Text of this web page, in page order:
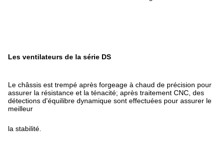
Les ventilateurs de la série DS
Le châssis est trempé après forgeage à chaud de précision pour
assurer la résistance et la ténacité; après traitement CNC, des
détections d'équilibre dynamique sont effectuées pour assurer le
meilleur
la stabilité.